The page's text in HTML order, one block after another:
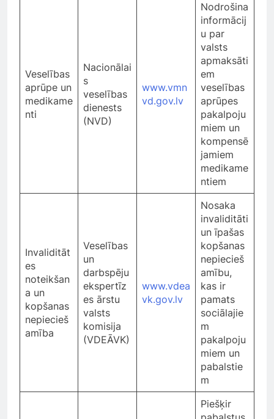
Veselības
aprūpe un
medikame
nti
Nacionālai
s
veselības
dienests
(NVD)
www.vmn
vd.gov.lv
Nodrošina
informācij
u par
valsts
apmaksāti
em
veselības
aprūpes
pakalpoju
miem un
kompensē
jamiem
medikame
ntiem
Invaliditāt
es
noteikšan
a un
kopšanas
nepiecieš
amība
Veselības
un
darbspēju
ekspertīz
es ārstu
valsts
komisija
(VDEĀVK)
www.vdea
vk.gov.lv
Nosaka
invaliditāti
un īpašas
kopšanas
nepiecieš
amību,
kas ir
pamats
sociālajie
m
pakalpoju
miem un
pabalstie
m
Piešķir